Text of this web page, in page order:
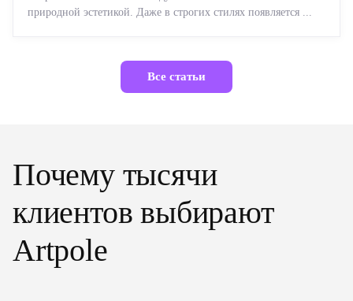
природной эстетикой. Даже в строгих стилях появляется ...
Все статьи
Почему тысячи
клиентов выбирают
Artpole